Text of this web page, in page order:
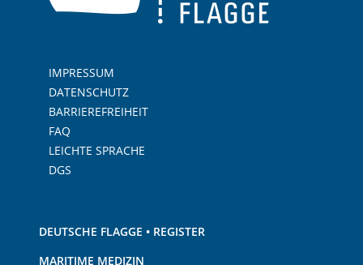
IMPRESSUM
DATENSCHUTZ
BARRIEREFREIHEIT
FAQ
LEICHTE SPRACHE
DGS
DEUTSCHE FLAGGE • REGISTER
MARITIME MEDIZIN